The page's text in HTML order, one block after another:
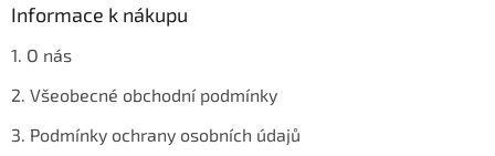
Informace k nákupu
1. O nás
2. Všeobecné obchodní podmínky
3. Podmínky ochrany osobních údajů